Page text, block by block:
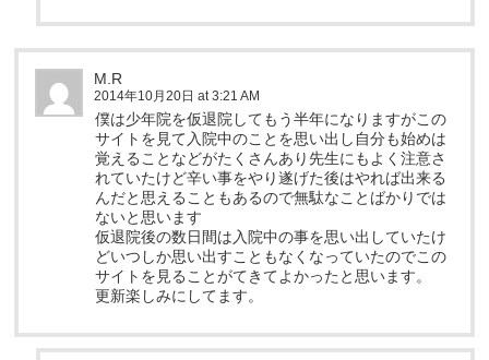
M.R
2014年10月20日 at 3:21 AM
僕は少年院を仮退院してもう半年になりますがこの
サイトを見て入院中のことを思い出し自分も始めは
覚えることなどがたくさんあり先生にもよく注意さ
れていたけど辛い事をやり遂げた後はやれば出来る
んだと思えることもあるので無駄なことばかりでは
ないと思います
仮退院後の数日間は入院中の事を思い出していたけ
どいつしか思い出すこともなくなっていたのでこの
サイトを見ることがてきてよかったと思います。
更新楽しみにしてます。